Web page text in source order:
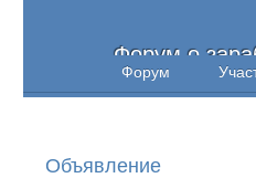
Форум о
Форум
Объявление